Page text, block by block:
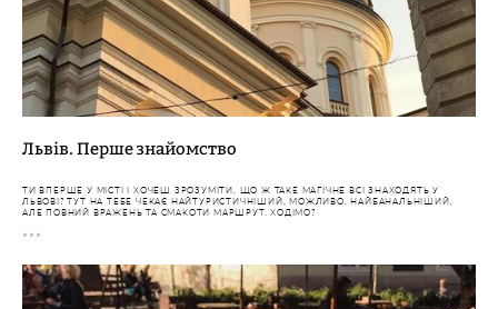
Львів. Перше знайомство
ТИ ВПЕРШЕ У МІСТІ І ХОЧЕШ ЗРОЗУМІТИ, ЩО Ж ТАКЕ МАГІЧНЕ ВСІ ЗНАХОДЯТЬ У
ЛЬВОВІ? ТУТ НА ТЕБЕ ЧЕКАЄ НАЙТУРИСТИЧНІШИЙ, МОЖЛИВО, НАЙБАНАЛЬНІШИЙ,
АЛЕ ПОВНИЙ ВРАЖЕНЬ ТА СМАКОТИ МАРШРУТ. ХОДІМО?
>>>